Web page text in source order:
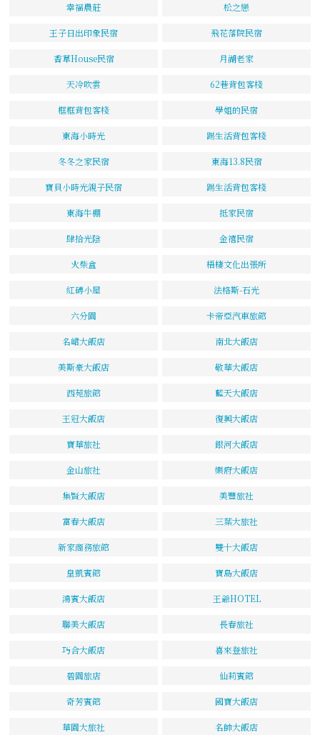
幸福農莊 松之戀
王子日出印象民宿 飛花落院民宿
香草House民宿 月湖老家
天冷吹雲 62巷背包客棧
框框背包客棧 學姐的民宿
東海小時光 踢生活背包客棧
冬冬之家民宿 東海13.8民宿
寶貝小時光親子民宿 踢生活背包客棧
東海牛棚 抵家民宿
肆拾光陰 金禧民宿
火柴盒 梧棲文化出張所
紅磚小屋 法格斯-石光
六分園 卡帝亞汽車旅館
名峮大飯店 南北大飯店
美斯豪大飯店 敬華大飯店
西苑旅館 藍天大飯店
王冠大飯店 復興大飯店
寶華旅社 銀河大飯店
金山旅社 樂府大飯店
集賢大飯店 美豐旅社
富春大飯店 三葉大旅社
新家商務旅館 雙十大飯店
皇凱賓館 寶島大飯店
鴻賓大飯店 王爺HOTEL
聯美大飯店 長春旅社
巧合大飯店 喜來登旅社
碧園旅店 仙莉賓館
奇芳賓館 國寶大飯店
華園大旅社 名帥大飯店